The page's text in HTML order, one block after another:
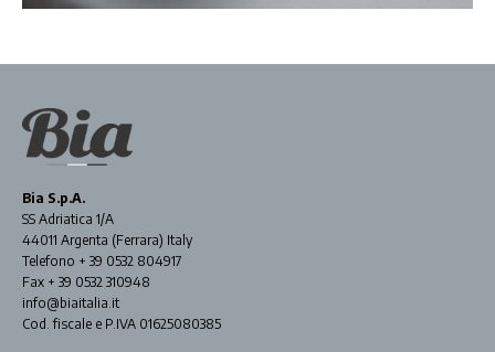
Bia S.p.A.
SS Adriatica 1/A
44011 Argenta (Ferrara) Italy
Telefono + 39 0532 804917
Fax + 39 0532 310948
info@biaitalia.it
Cod. fiscale e P.IVA 01625080385